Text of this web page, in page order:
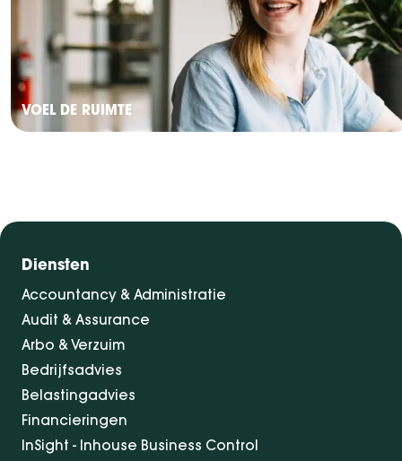
VOEL DE RUIMTE
Diensten
Accountancy & Administratie
Audit & Assurance
Arbo & Verzuim
Bedrijfsadvies
Belastingadvies
Financieringen
InSight - Inhouse Business Control